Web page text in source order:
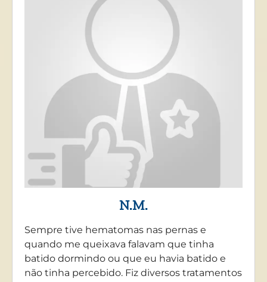
N.M.
Sempre tive hematomas nas pernas e
quando me queixava falavam que tinha
batido dormindo ou que eu havia batido e
não tinha percebido. Fiz diversos tratamentos